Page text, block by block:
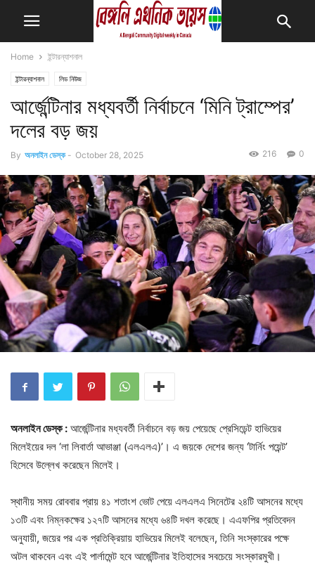
Home ইন্টারন্যাশনাল
ইন্টারন্যাশনাল লিড নিউজ
আর্জেন্টিনার মধ্যবর্তী নির্বাচনে ‘মিনি ট্রাম্পের’
দলের বড় জয়
By অনলাইন ডেস্ক - October 28, 2025 0
216
অনলাইন ডেস্ক : আর্জেন্টিনার মধ্যবর্তী নির্বাচনে বড় জয় পেয়েছে প্রেসিডেন্ট হাভিয়ের
মিলেইয়ের দল ‘লা লিবার্তা আভাঞ্জা (এলএলএ)’। এ জয়কে দেশের জন্য ‘টার্নিং পয়েন্ট’
হিসেবে উল্লেখ করেছেন মিলেই।
স্থানীয় সময় রোববার প্রায় ৪১ শতাংশ ভোট পেয়ে এলএলএ সিনেটের ২৪টি আসনের মধ্যে
১৩টি এবং নিম্নকক্ষের ১২৭টি আসনের মধ্যে ৬৪টি দখল করেছে। এএফপির প্রতিবেদন
অনুযায়ী, জয়ের পর এক প্রতিক্রিয়ায় হাভিয়ের মিলেই বলেছেন, তিনি সংস্কারের পক্ষে
অটল থাকবেন এবং এই পার্লামেন্ট হবে আর্জেন্টিনার ইতিহাসের সবচেয়ে সংস্কারমুখী।